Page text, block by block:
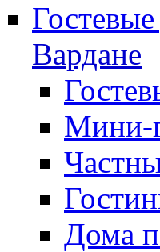
Вардане
Мини-
Дома